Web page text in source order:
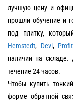
лучшую цену и
прошли обучение и
под плитку,
Hemstedt, Devi,
наличии на
течение 24 часов.
Чтобы купить
форме обратной